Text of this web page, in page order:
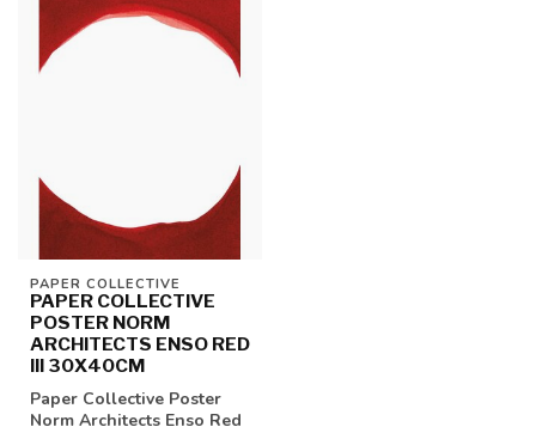
PAPER COLLECTIVE
PAPER COLLECTIVE
POSTER NORM
ARCHITECTS ENSO RED
III 30X40CM
Paper Collective Poster
Norm Architects Enso Red